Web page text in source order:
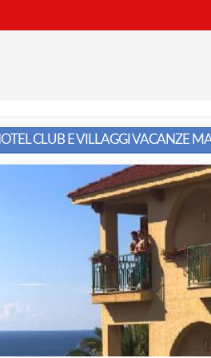
CLUB E VILLAGGI VACANZE